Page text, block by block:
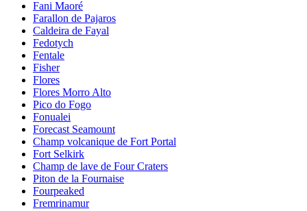
Fani Maoré
Farallon de Pajaros
Caldeira de Fayal
Fedotych
Fentale
Fisher
Flores
Flores Morro Alto
Pico do Fogo
Fonualei
Forecast Seamount
Champ volcanique de Fort Portal
Fort Selkirk
Champ de lave de Four Craters
Piton de la Fournaise
Fourpeaked
Fremrinamur